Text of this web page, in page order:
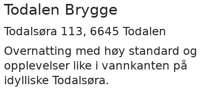
Todalen Brygge
Todalsøra 113, 6645 Todalen
Overnatting med høy standard og
opplevelser like i vannkanten på
idylliske Todalsøra.